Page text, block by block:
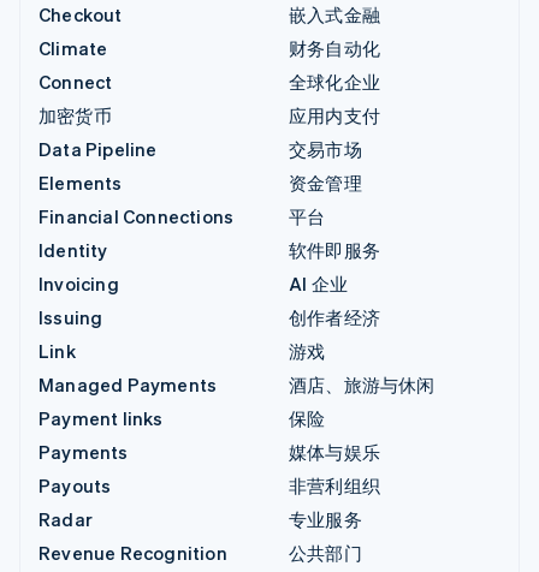
Checkout
Climate
Connect
加密货币
Data Pipeline
Elements
Financial Connections
Identity
Invoicing
Issuing
Link
Managed Payments
Payment links
Payments
Payouts
Radar
Revenue Recognition
嵌入式金融
财务自动化
全球化企业
应用内支付
交易市场
资金管理
平台
软件即服务
AI 企业
创作者经济
游戏
酒店、旅游与休闲
保险
媒体与娱乐
非营利组织
专业服务
公共部门